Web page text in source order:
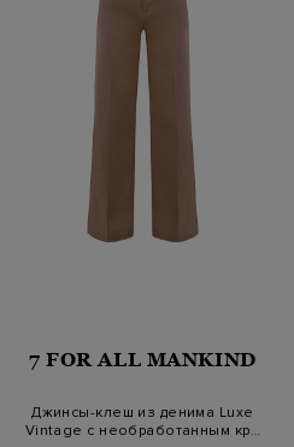
7 FOR ALL MANKIND
Джинсы-клеш из денима Luxe
Vintage с необработанным кр…